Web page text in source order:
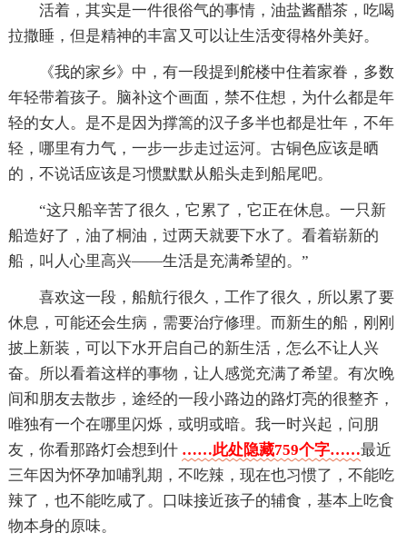
活着，其实是一件很俗气的事情，油盐酱醋茶，吃喝
拉撒睡，但是精神的丰富又可以让生活变得格外美好。
《我的家乡》中，有一段提到舵楼中住着家眷，多数
年轻带着孩子。脑补这个画面，禁不住想，为什么都是年
轻的女人。是不是因为撑篙的汉子多半也都是壮年，不年
轻，哪里有力气，一步一步走过运河。古铜色应该是晒
的，不说话应该是习惯默默从船头走到船尾吧。
“这只船辛苦了很久，它累了，它正在休息。一只新
船造好了，油了桐油，过两天就要下水了。看着崭新的
船，叫人心里高兴——生活是充满希望的。”
喜欢这一段，船航行很久，工作了很久，所以累了要
休息，可能还会生病，需要治疗修理。而新生的船，刚刚
披上新装，可以下水开启自己的新生活，怎么不让人兴
奋。所以看着这样的事物，让人感觉充满了希望。有次晚
间和朋友去散步，途经的一段小路边的路灯亮的很整齐，
唯独有一个在哪里闪烁，或明或暗。我一时兴起，问朋
友，你看那路灯会想到什 ……此处隐藏759个字……最近
三年因为怀孕加哺乳期，不吃辣，现在也习惯了，不能吃
辣了，也不能吃咸了。口味接近孩子的辅食，基本上吃食
物本身的原味。